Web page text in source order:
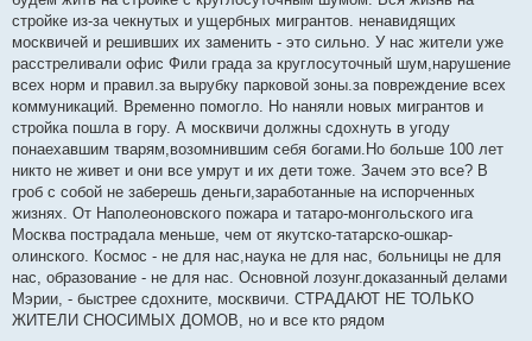
стройке из-за чекнутых и ущербных мигрантов. ненавидящих
москвичей и решивших их заменить - это сильно. У нас жители уже
расстреливали офис Фили града за круглосуточный шум,нарушение
всех норм и правил.за вырубку парковой зоны.за повреждение всех
коммуникаций. Временно помогло. Но наняли новых мигрантов и
стройка пошла в гору. А москвичи должны сдохнуть в угоду
понаехавшим тварям,возомнившим себя богами.Но больше 100 лет
никто не живет и они все умрут и их дети тоже. Зачем это все? В
гроб с собой не заберешь деньги,заработанные на испорченных
жизнях. От Наполеоновского пожара и татаро-монгольского ига
Москва пострадала меньше, чем от якутско-татарско-ошкар-
олинского. Космос - не для нас,наука не для нас, больницы не для
нас, образование - не для нас. Основной лозунг.доказанный делами
Мэрии, - быстрее сдохните, москвичи. СТРАДАЮТ НЕ ТОЛЬКО
ЖИТЕЛИ СНОСИМЫХ ДОМОВ, но и все кто рядом